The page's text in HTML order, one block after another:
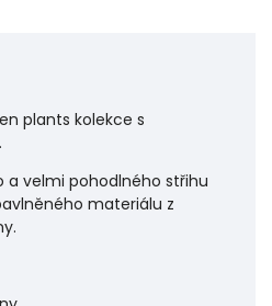
plants kolekce s
a velmi pohodlného střihu
materiálu z